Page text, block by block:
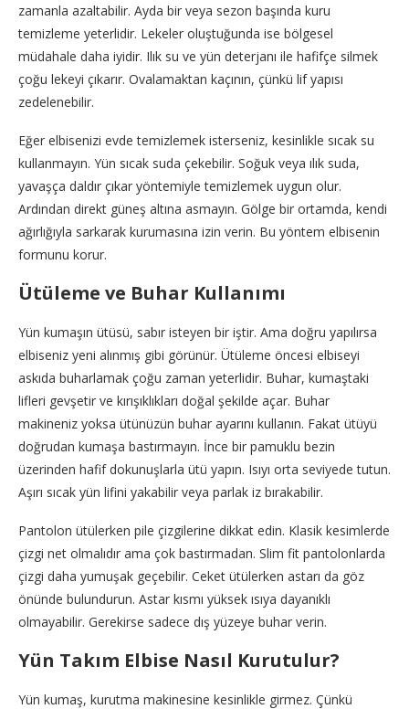
zamanla azaltabilir. Ayda bir veya sezon başında kuru
temizleme yeterlidir. Lekeler oluştuğunda ise bölgesel
müdahale daha iyidir. Ilık su ve yün deterjanı ile hafifçe silmek
çoğu lekeyi çıkarır. Ovalamaktan kaçının, çünkü lif yapısı
zedelenebilir.
Eğer elbisenizi evde temizlemek isterseniz, kesinlikle sıcak su
kullanmayın. Yün sıcak suda çekebilir. Soğuk veya ılık suda,
yavaşça daldır çıkar yöntemiyle temizlemek uygun olur.
Ardından direkt güneş altına asmayın. Gölge bir ortamda, kendi
ağırlığıyla sarkarak kurumasına izin verin. Bu yöntem elbisenin
formunu korur.
Ütüleme ve Buhar Kullanımı
Yün kumaşın ütüsü, sabır isteyen bir iştir. Ama doğru yapılırsa
elbiseniz yeni alınmış gibi görünür. Ütüleme öncesi elbiseyi
askıda buharlamak çoğu zaman yeterlidir. Buhar, kumaştaki
lifleri gevşetir ve kırışıklıkları doğal şekilde açar. Buhar
makineniz yoksa ütünüzün buhar ayarını kullanın. Fakat ütüyü
doğrudan kumaşa bastırmayın. İnce bir pamuklu bezin
üzerinden hafif dokunuşlarla ütü yapın. Isıyı orta seviyede tutun.
Aşırı sıcak yün lifini yakabilir veya parlak iz bırakabilir.
Pantolon ütülerken pile çizgilerine dikkat edin. Klasik kesimlerde
çizgi net olmalıdır ama çok bastırmadan. Slim fit pantolonlarda
çizgi daha yumuşak geçebilir. Ceket ütülerken astarı da göz
önünde bulundurun. Astar kısmı yüksek ısıya dayanıklı
olmayabilir. Gerekirse sadece dış yüzeye buhar verin.
Yün Takım Elbise Nasıl Kurutulur?
Yün kumaş, kurutma makinesine kesinlikle girmez. Çünkü